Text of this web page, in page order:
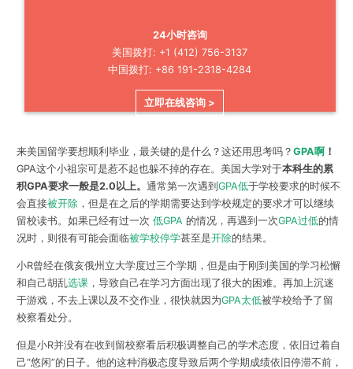
24小时咨询
美国拨打: +1 (412) 756-3137
中国拨打: +86 191-2318-4284
立即在线咨询 >
来美国留学要想顺利毕业，最关键的是什么？这还用思考吗？ GPA啊！
GPA这个小祖宗可是惹不起也躲不掉的存在。美国大学对于本科生的累
积GPA要求一般是2.0以上。 通常第一次遇到 GPA低于学校要求的时候不
会直接被开除，但是在之后的学期需要达到学校规定的要求才可以继续
留校读书。如果已经有过一次 低GPA的情况，再遇到一次GPA过低的情
况时，则很有可能会面临被学校停学甚至是开除的结果。
小R曾经在俄亥俄州立大学度过三个学期，但是由于刚到美国的学习松懈
和自己胡乱选课，导致自己在学习方面出现了很大的困难。再加上沉迷
于游戏，不去上课以及不交作业，很快就因为GPA太低被学校给予了留
校察看处分。
但是小R并没有在收到留校察看后积极调整自己的学术态度，依旧过着自
己“悠闲”的日子。他的这种消极态度导致后两个学期成绩依旧停滞不前，